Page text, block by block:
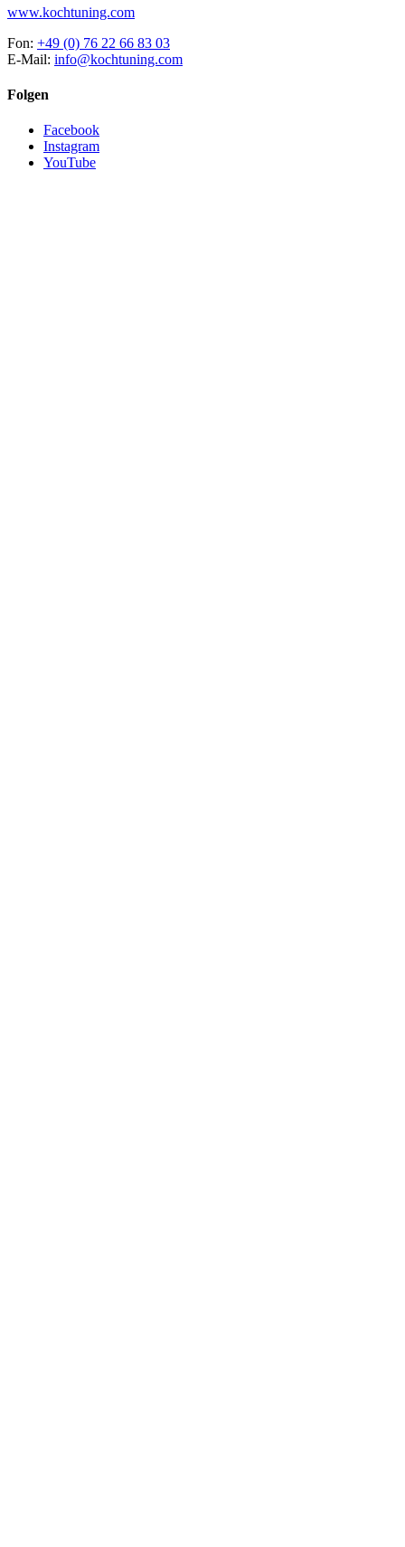
www.kochtuning.com
Fon: +49 (0) 76 22 66 83 03
E-Mail: info@kochtuning.com
Folgen
Facebook
Instagram
YouTube